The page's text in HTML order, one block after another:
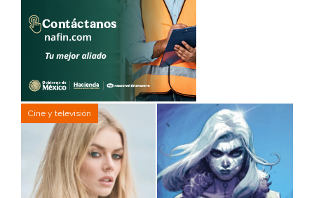
Cine y televisión